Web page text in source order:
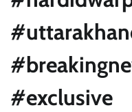
#exclusive